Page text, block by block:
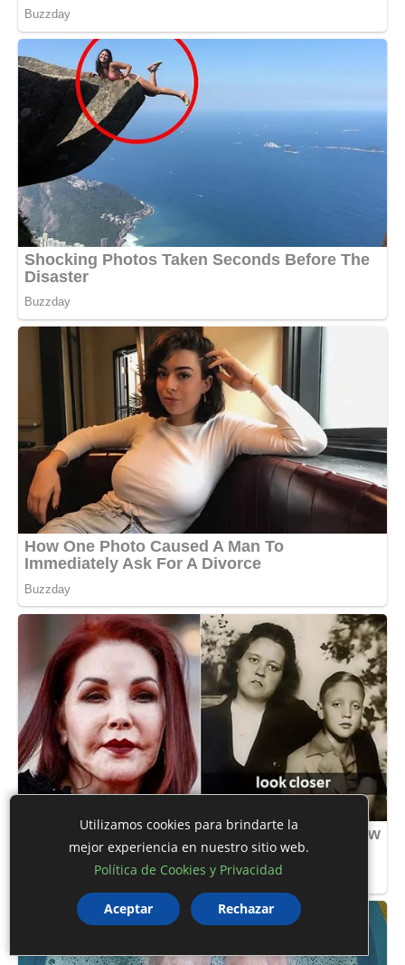
Utilizamos cookies para brindarte la
mejor experiencia en nuestro sitio web.
Política de Cookies y Privacidad
Aceptar Rechazar